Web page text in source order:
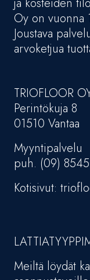
Oy on vuonna
Joustava
arvoketjua
TRIOFLOOR
Perintökuja 8
01510 Vantaa
Myyntipalvelu
puh. (09)
Kotisivut:
Meiltä löydät